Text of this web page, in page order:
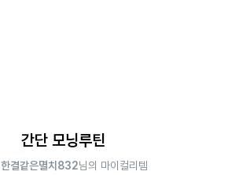
간단 모닝루틴
한결같은멸치832님의 마이컬리템